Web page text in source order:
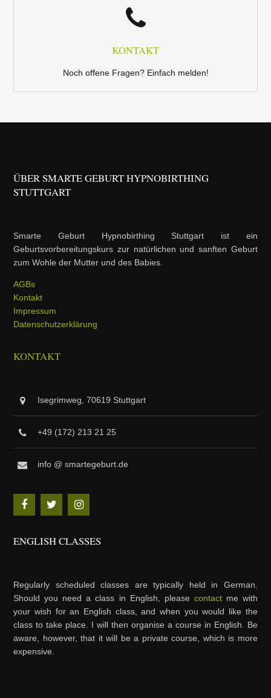
KONTAKT
Noch offene Fragen? Einfach melden!
ÜBER SMARTE GEBURT HYPNOBIRTHING
STUTTGART
Smarte Geburt Hypnobirthing Stuttgart ist ein
Geburtsvorbereitungskurs zur natürlichen und sanften Geburt
zum Wohle der Mutter und des Babies.
AGBs
Kontakt
Impressum
Datenschutzerklärung
KONTAKT
Isegrimweg, 70619 Stuttgart
+49 (172) 213 21 25
info @ smartegeburt.de
ENGLISH CLASSES
Regularly scheduled classes are typically held in German.
Should you need a class in English, please contactme with
your wish for an English class, and when you would like the
class to take place. I will then organise a course in English. Be
aware, however, that it will be a private course, which is more
expensive.